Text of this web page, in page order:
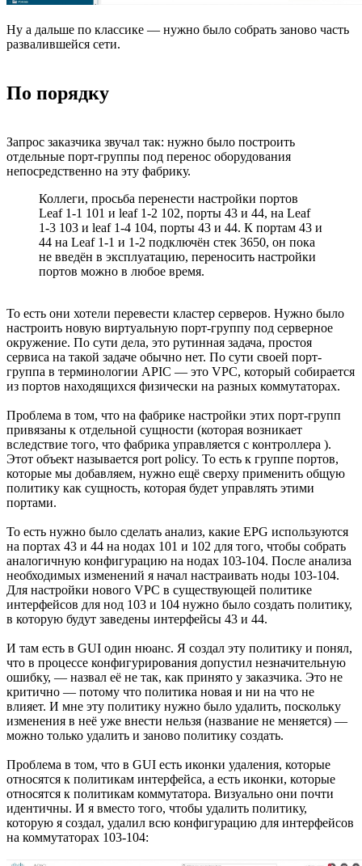
Ну а дальше по классике — нужно было собрать заново часть
развалившейся сети.
По порядку
Запрос заказчика звучал так: нужно было построить
отдельные порт-группы под перенос оборудования
непосредственно на эту фабрику.
Коллеги, просьба перенести настройки портов
Leaf 1-1 101 и leaf 1-2 102, порты 43 и 44, на Leaf
1-3 103 и leaf 1-4 104, порты 43 и 44. К портам 43 и
44 на Leaf 1-1 и 1-2 подключён стек 3650, он пока
не введён в эксплуатацию, переносить настройки
портов можно в любое время.
То есть они хотели перевести кластер серверов. Нужно было
настроить новую виртуальную порт-группу под серверное
окружение. По сути дела, это рутинная задача, простоя
сервиса на такой задаче обычно нет. По сути своей порт-
группа в терминологии APIC — это VPC, который собирается
из портов находящихся физически на разных коммутаторах.
Проблема в том, что на фабрике настройки этих порт-групп
привязаны к отдельной сущности (которая возникает
вследствие того, что фабрика управляется с контроллера ).
Этот объект называется port policy. То есть к группе портов,
которые мы добавляем, нужно ещё сверху применить общую
политику как сущность, которая будет управлять этими
портами.
То есть нужно было сделать анализ, какие EPG используются
на портах 43 и 44 на нодах 101 и 102 для того, чтобы собрать
аналогичную конфигурацию на нодах 103-104. После анализа
необходимых изменений я начал настраивать ноды 103-104.
Для настройки нового VPC в существующей политике
интерфейсов для нод 103 и 104 нужно было создать политику,
в которую будут заведены интерфейсы 43 и 44.
И там есть в GUI один нюанс. Я создал эту политику и понял,
что в процессе конфигурирования допустил незначительную
ошибку, — назвал её не так, как принято у заказчика. Это не
критично — потому что политика новая и ни на что не
влияет. И мне эту политику нужно было удалить, поскольку
изменения в неё уже внести нельзя (название не меняется) —
можно только удалить и заново политику создать.
Проблема в том, что в GUI есть иконки удаления, которые
относятся к политикам интерфейса, а есть иконки, которые
относятся к политикам коммутатора. Визуально они почти
идентичны. И я вместо того, чтобы удалить политику,
которую я создал, удалил всю конфигурацию для интерфейсов
на коммутаторах 103-104: